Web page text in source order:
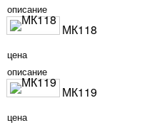
описание
МК118
цена
описание
МК119
цена